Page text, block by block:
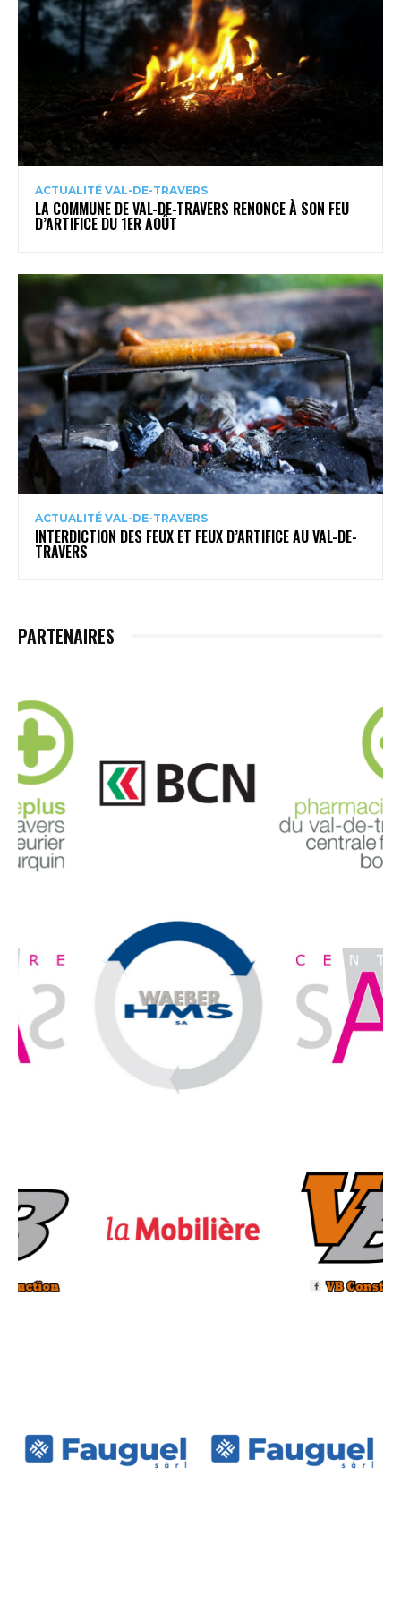
ACTUALITÉ VAL-DE-TRAVERS
LA COMMUNE DE VAL-DE-TRAVERS RENONCE À SON FEU
D’ARTIFICE DU 1ER AOÛT
ACTUALITÉ VAL-DE-TRAVERS
INTERDICTION DES FEUX ET FEUX D’ARTIFICE AU VAL-DE-
TRAVERS
PARTENAIRES